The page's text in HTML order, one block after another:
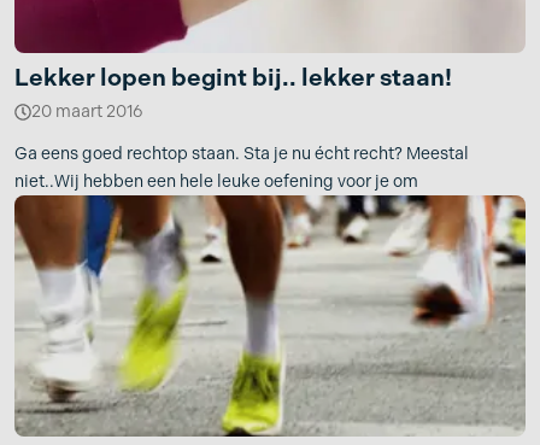
Lekker lopen begint bij.. lekker staan!
20 maart 2016
Ga eens goed rechtop staan. Sta je nu écht recht? Meestal
niet..Wij hebben een hele leuke oefening voor je om